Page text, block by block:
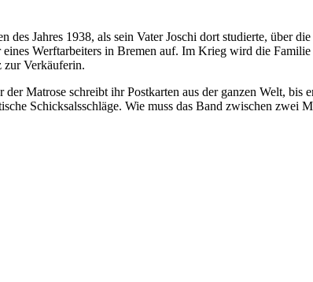
Jahres 1938, als sein Vater Joschi dort studierte, über
Werftarbeiters in Bremen auf. Im Krieg wird die
zur Verkäuferin.
Matrose schreibt ihr Postkarten aus der ganzen Welt, bis
Schicksalsschläge. Wie muss das Band zwischen zwei